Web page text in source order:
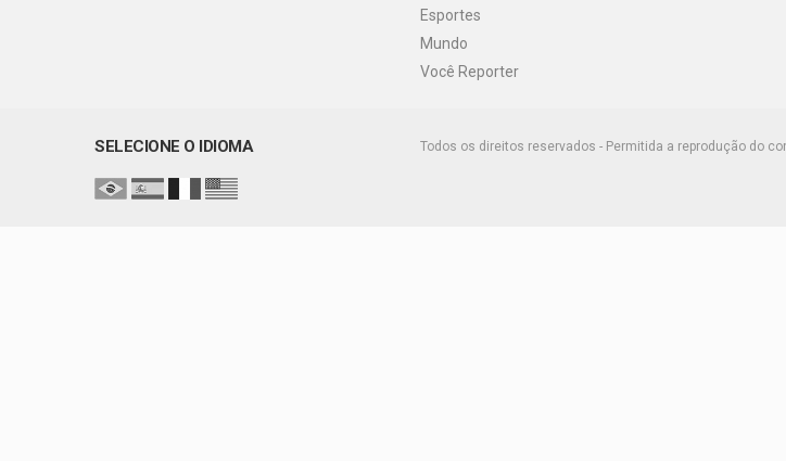
Esportes
Mundo
Você Reporter
SELECIONE O IDIOMA Todos os direitos reservados - Permitida a reprodução do